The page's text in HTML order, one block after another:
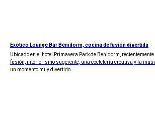
Exótico Lounge Bar Benidorm, cocina de fusión divertida
Ubicado en el hotel Primavera Park de Benidorm,
fusión, interiorismo sugerente, una coctelería creativa y la
un momento muy divertido.